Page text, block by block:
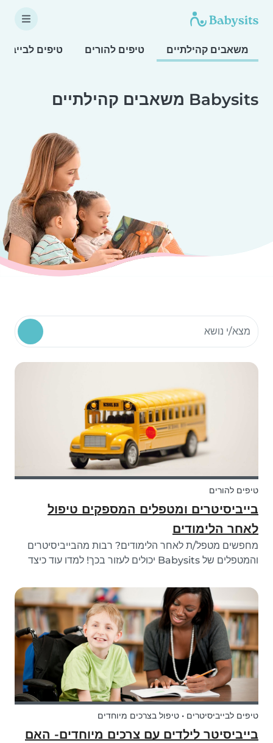
משאבים קהילתיים טיפים להורים טיפים
Babysits משאבים קהילתיים
חיפוש משאבים קהילתיים
טיפים להורים
בייביסיטרים ומטפלים המספקים טיפול
לאחר הלימודים
מחפשים מטפל/ת לאחר הלימודים? רבות מהבייביסיטרים
והמטפלים של Babysits יכולים לעזור בכך! למדו עוד כיצד
שאחר הלימודים ומצאו הבייביסיטר המושלמ/ת עבורך.
טיפים לבייביסיטרים • טיפול בצרכים מיוחדים
בייביסיטר לילדים עם צרכים מיוחדים- האם